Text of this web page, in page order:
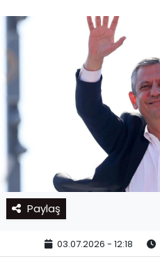
Paylaş
03.07.2026 - 12:18